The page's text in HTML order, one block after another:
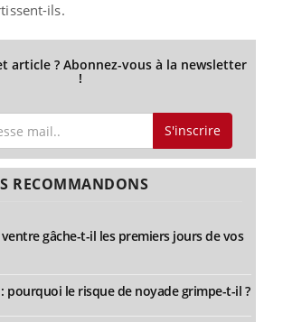
ils.
article ? Abonnez-vous à la newsletter
!
S'inscrire
RECOMMANDONS
gâche-t-il les premiers jours de vos
pourquoi le risque de noyade grimpe-t-il ?